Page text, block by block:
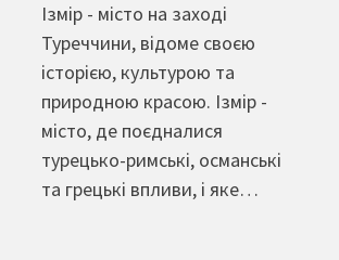
Ізмір - місто на заході
Туреччини, відоме своєю
історією, культурою та
природною красою. Ізмір -
місто, де поєдналися
турецько-римські, османські
та грецькі впливи, і яке…